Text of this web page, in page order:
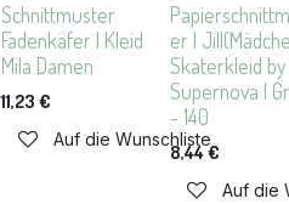
Schnittmuster
Fadenkäfer | Kleid
Mila Damen
11,23 €
Auf die Wunschliste
er |
Skaterkleid by
Supernova |
- 140
8,44€
Auf die